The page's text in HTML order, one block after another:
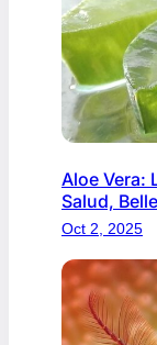
Aloe Vera:
Salud,
Oct 2, 2025